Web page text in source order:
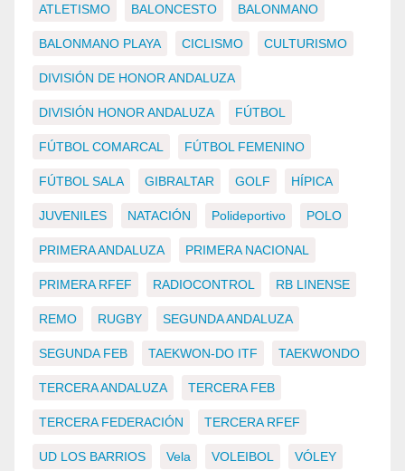
ATLETISMO BALONCESTO BALONMANO
BALONMANO PLAYA CICLISMO CULTURISMO
DIVISIÓN DE HONOR ANDALUZA
DIVISIÓN HONOR ANDALUZA FÚTBOL
FÚTBOL COMARCAL FÚTBOL FEMENINO
FÚTBOL SALA GIBRALTAR GOLF HÍPICA
JUVENILES NATACIÓN Polideportivo POLO
PRIMERA ANDALUZA PRIMERA NACIONAL
PRIMERA RFEF RADIOCONTROL RB LINENSE
REMO RUGBY SEGUNDA ANDALUZA
SEGUNDA FEB TAEKWON-DO ITF TAEKWONDO
TERCERA ANDALUZA TERCERA FEB
TERCERA FEDERACIÓN TERCERA RFEF
UD LOS BARRIOS Vela VOLEIBOL VÓLEY